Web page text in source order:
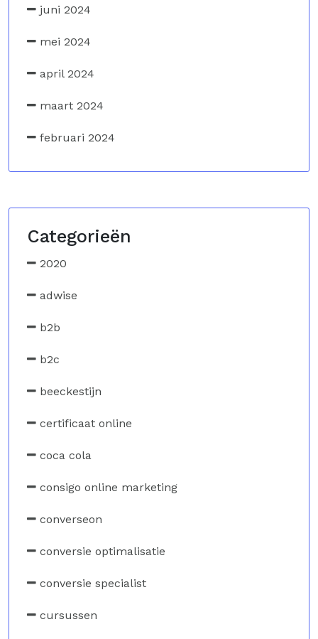
juni 2024
mei 2024
april 2024
maart 2024
februari 2024
Categorieën
2020
adwise
b2b
b2c
beeckestijn
certificaat online
coca cola
consigo online marketing
converseon
conversie optimalisatie
conversie specialist
cursussen